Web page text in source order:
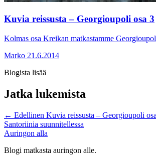
Kuvia reissusta – Georgioupoli osa 3
Kolmas osa Kreikan matkastamme
Marko 21.6.2014
Blogista lisää
Jatka lukemista
← Edellinen Kuvia reissusta – Georgioupoli
Santoriinia suunnitellessa
Auringon alla
Blogi matkasta auringon alle.